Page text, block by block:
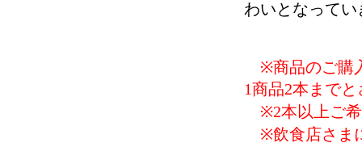
わいとなってい
※商品のご購
1商品2本まで
※2本以上ご
※飲食店さま